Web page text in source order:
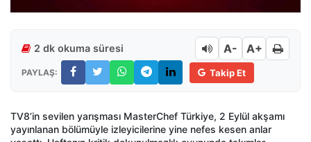
2 dk okuma süresi A- A+
PAYLAŞ: Takip Et
TV8’in sevilen yarışması MasterChef Türkiye, 2 Eylül akşamı
yayınlanan bölümüyle izleyicilerine yine nefes kesen anlar